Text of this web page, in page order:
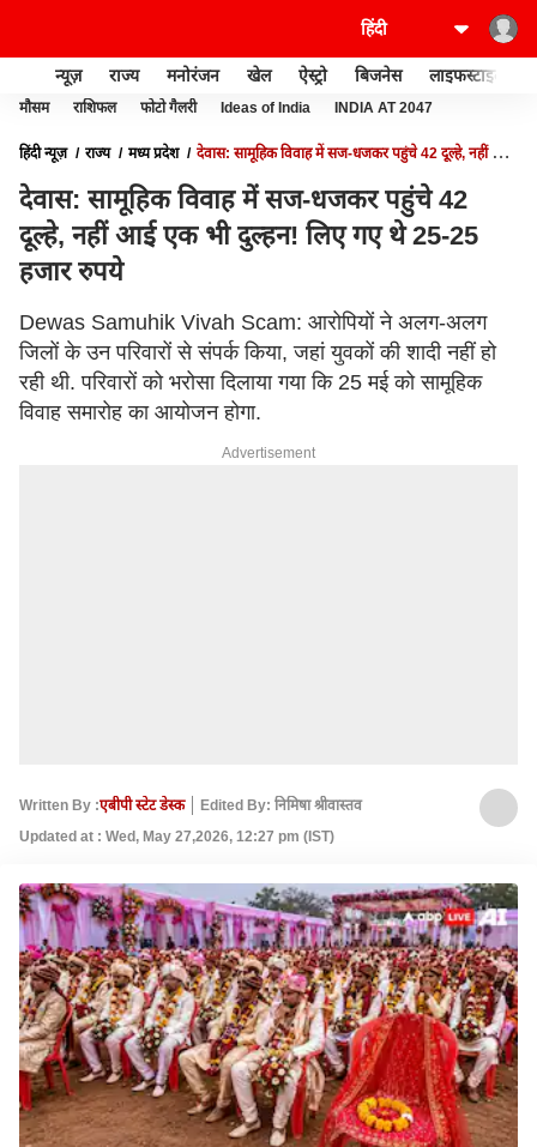
न्यूज़ राज्य मनोरंजन खेल ऐस्ट्रो बिजनेस लाइफस्टाइल
मौसम राशिफल फोटो गैलरी Ideas of India INDIA AT 2047
हिंदी न्यूज़ राज्य मध्य प्रदेश
देवास: सामूहिक विवाह में सज-धजकर पहुंचे 42 दूल्हे, नहीं आई
देवास: सामूहिक विवाह में सज-धजकर पहुंचे 42
दूल्हे, नहीं आई एक भी दुल्हन! लिए गए थे 25-25
हजार रुपये
Dewas Samuhik Vivah Scam: आरोपियों ने अलग-अलग
जिलों के उन परिवारों से संपर्क किया, जहां युवकों की शादी नहीं हो
रही थी. परिवारों को भरोसा दिलाया गया कि 25 मई को सामूहिक
विवाह समारोह का आयोजन होगा.
Advertisement
Written By :एबीपी स्टेट डेस्क
Edited By: निमिषा श्रीवास्तव
Updated at : Wed, May 27,2026, 12:27 pm (IST)